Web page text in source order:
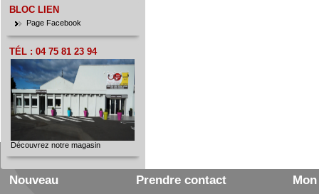
BLOC LIEN
Page Facebook
TÉL : 04 75 81 23 94
Découvrez notre magasin
Nouveau Prendre contact